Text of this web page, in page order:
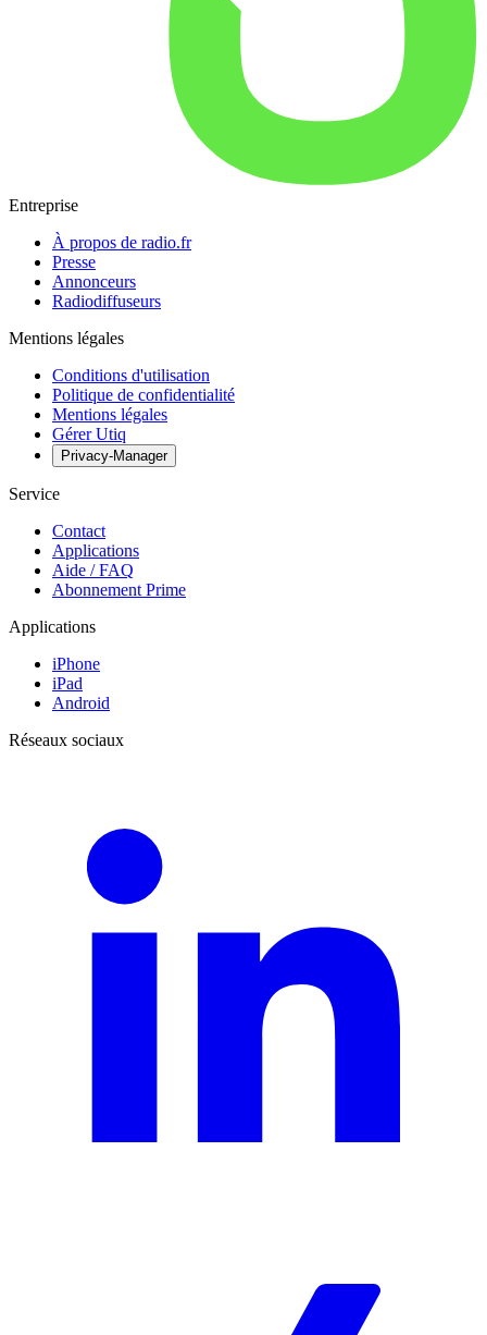
Entreprise
À propos de radio.fr
Presse
Annonceurs
Radiodiffuseurs
Mentions légales
Conditions d'utilisation
Politique de confidentialité
Mentions légales
Gérer Utiq
Privacy-Manager
Service
Contact
Applications
Aide / FAQ
Abonnement Prime
Applications
iPhone
iPad
Android
Réseaux sociaux